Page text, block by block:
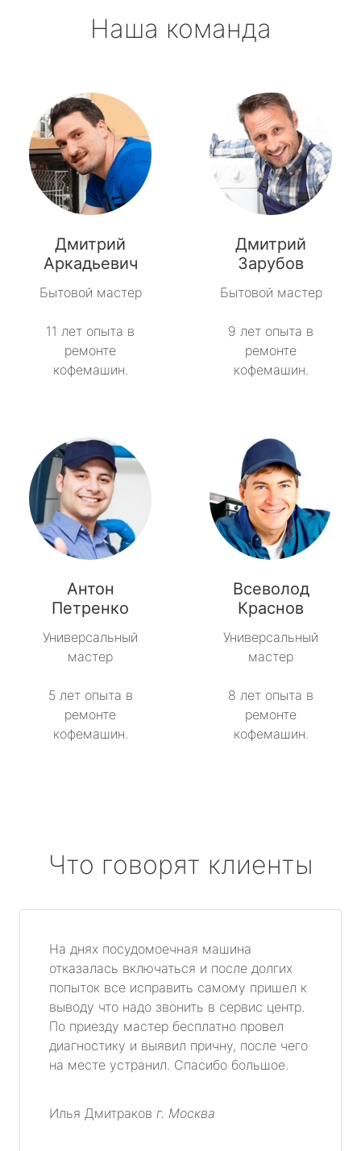
Наша команда
Дмитрий
Аркадьевич
Бытовой мастер
11 лет опыта в
ремонте
кофемашин.
Дмитрий
Зарубов
Бытовой мастер
9 лет опыта в
ремонте
кофемашин.
Антон
Петренко
Универсальный
мастер
5 лет опыта в
ремонте
кофемашин.
Всеволод
Краснов
Универсальный
мастер
8 лет опыта в
ремонте
кофемашин.
Что говорят клиенты
На днях посудомоечная машина
отказалась включаться и после долгих
попыток все исправить самому пришел к
выводу что надо звонить в сервис центр.
По приезду мастер бесплатно провел
диагностику и выявил причну, после чего
на месте устранил. Спасибо большое.
Илья Дмитраков г. Москва